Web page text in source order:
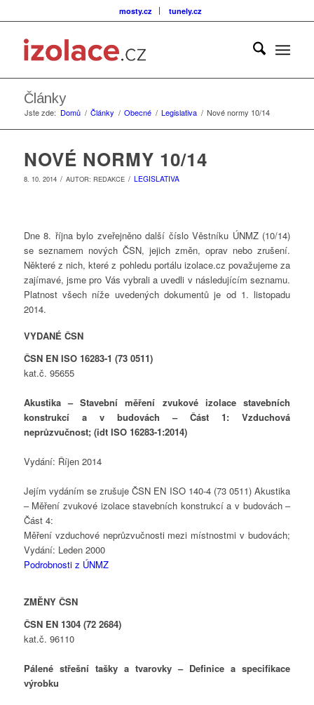
mosty.cz tunely.cz
Články
Jste zde: Domů / Články / Obecné / Legislativa / Nové normy 10/14
NOVÉ NORMY 10/14
8. 10. 2014 / AUTOR: REDAKCE / LEGISLATIVA
Dne 8. října bylo zveřejněno další číslo Věstníku ÚNMZ (10/14)
se seznamem nových ČSN, jejich změn, oprav nebo zrušení.
Některé z nich, které z pohledu portálu izolace.cz považujeme za
zajímavé, jsme pro Vás vybrali a uvedli v následujícím seznamu.
Platnost všech níže uvedených dokumentů je od 1. listopadu
2014.
VYDANÉ ČSN
ČSN EN ISO 16283-1 (73 0511)
kat.č. 95655
Akustika – Stavební měření zvukové izolace stavebních
konstrukcí a v budovách – Část 1: Vzduchová
neprůzvučnost; (idt ISO 16283-1:2014)
Vydání: Říjen 2014
Jejím vydáním se zrušuje ČSN EN ISO 140-4 (73 0511) Akustika
– Měření zvukové izolace stavebních konstrukcí a v budovách –
Část 4:
Měření vzduchové neprůzvučnosti mezi místnostmi v budovách;
Vydání: Leden 2000
Podrobnosti z ÚNMZ
ZMĚNY ČSN
ČSN EN 1304 (72 2684)
kat.č. 96110
Pálené střešní tašky a tvarovky – Definice a specifikace
výrobku